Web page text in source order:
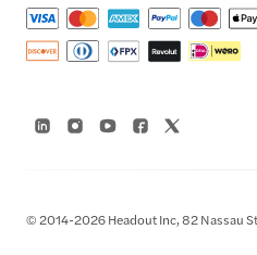
© 2014-2026 Headout Inc, 82 Nassau